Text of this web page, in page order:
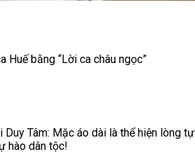
Huế bằng “Lời ca châu ngọc”
Duy Tâm: Mặc áo dài là thể hiện lòng
hào dân tộc!